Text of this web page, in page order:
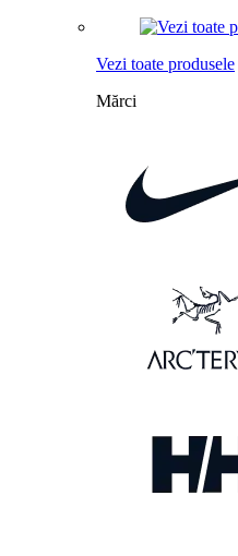
Vezi toate produsele
Mărci